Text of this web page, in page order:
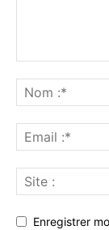
Enregistrer